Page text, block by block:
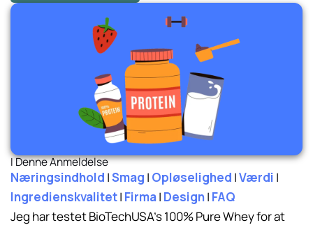
I Denne Anmeldelse
Næringsindhold |Smag | Opløselighed |Værdi |
Ingredienskvalitet| Firma| Design| FAQ
Jeg har testet BioTechUSA’s 100% Pure Whey for at